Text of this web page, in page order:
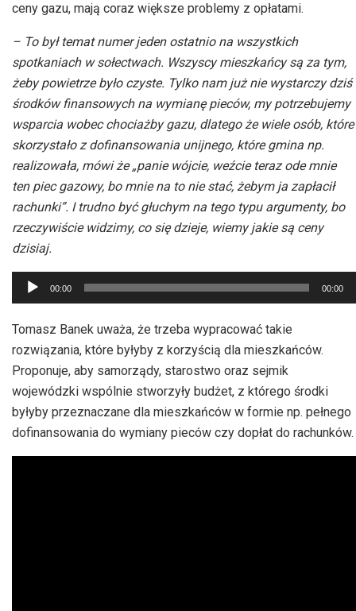
ceny gazu, mają coraz większe problemy z opłatami.
– To był temat numer jeden ostatnio na wszystkich
spotkaniach w sołectwach. Wszyscy mieszkańcy są za tym,
żeby powietrze było czyste. Tylko nam już nie wystarczy dziś
środków finansowych na wymianę pieców, my potrzebujemy
wsparcia wobec chociażby gazu, dlatego że wiele osób, które
skorzystało z dofinansowania unijnego, które gmina np.
realizowała, mówi że „panie wójcie, weźcie teraz ode mnie
ten piec gazowy, bo mnie na to nie stać, żebym ja zapłacił
rachunki”. I trudno być głuchym na tego typu argumenty, bo
rzeczywiście widzimy, co się dzieje, wiemy jakie są ceny
dzisiaj.
Odtwarzacz
plików
dźwiękowych
00:00 00:00
Tomasz Banek uważa, że trzeba wypracować takie
rozwiązania, które byłyby z korzyścią dla mieszkańców.
Proponuje, aby samorządy, starostwo oraz sejmik
wojewódzki wspólnie stworzyły budżet, z którego środki
byłyby przeznaczane dla mieszkańców w formie np. pełnego
dofinansowania do wymiany pieców czy dopłat do rachunków.